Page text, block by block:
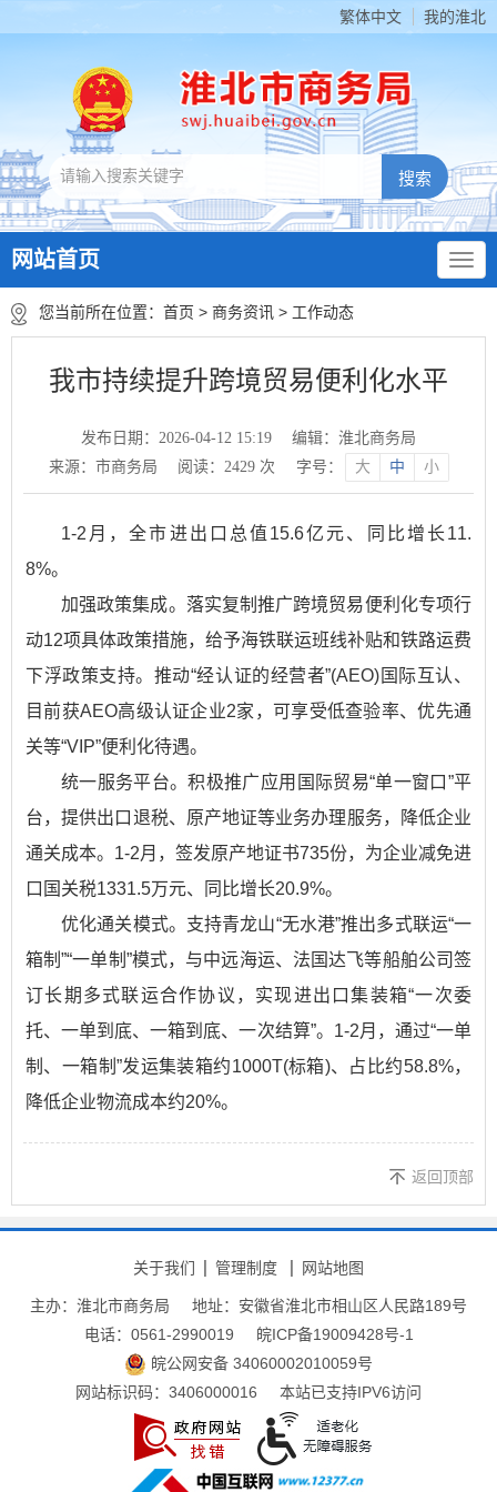
繁体中文 我的淮北
网站首页
您当前所在位置： 首页 > 商务资讯 > 工作动态
我市持续提升跨境贸易便利化水平
发布日期：2026-04-12 15:19
编辑：淮北商务局
来源：市商务局
阅读： 2429次 字号： 大 中 小
1-2月，全市进出口总值15.6亿元、同比增长11.
8%。
加强政策集成。落实复制推广跨境贸易便利化专项行
动12项具体政策措施，给予海铁联运班线补贴和铁路运费
下浮政策支持。推动“经认证的经营者”(AEO)国际互认、
目前获AEO高级认证企业2家，可享受低查验率、优先通
关等“VIP”便利化待遇。
统一服务平台。积极推广应用国际贸易“单一窗口”平
台，提供出口退税、原产地证等业务办理服务，降低企业
通关成本。1-2月，签发原产地证书735份，为企业减免进
口国关税1331.5万元、同比增长20.9%。
优化通关模式。支持青龙山“无水港”推出多式联运“一
箱制”“一单制”模式，与中远海运、法国达飞等船舶公司签
订长期多式联运合作协议，实现进出口集装箱“一次委
托、一单到底、一箱到底、一次结算”。1-2月，通过“一单
制、一箱制”发运集装箱约1000T(标箱)、占比约58.8%，
降低企业物流成本约20%。
返回顶部
关于我们 管理制度 网站地图
主办：淮北市商务局
地址：安徽省淮北市相山区人民路189号
电话：0561-2990019
皖ICP备19009428号-1
皖公网安备 34060002010059号
网站标识码：3406000016
本站已支持IPV6访问